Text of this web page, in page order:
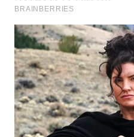
Wahana
Media
Group
WAHANA
NEWS
WAHANA
TANI